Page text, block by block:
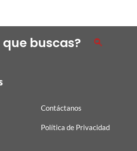
buscas?
Contáctanos
Política de Privacidad